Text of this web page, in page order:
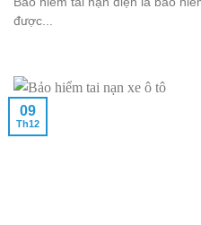
được...
09
Th12